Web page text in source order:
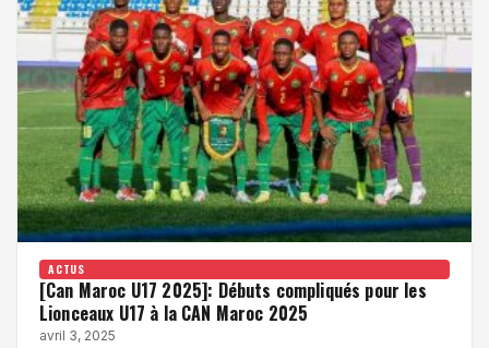
ACTUS
[Can Maroc U17 2025]: Débuts compliqués pour les
Lionceaux U17 à la CAN Maroc 2025
avril 3, 2025